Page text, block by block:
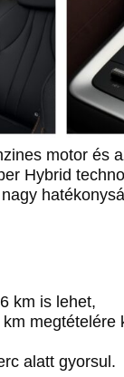
motor és
Hybrid
km is lehet,
megtételére
alatt gyorsul.